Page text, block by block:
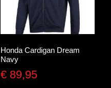
optie
kan
gekozen
worden
Honda Cardigan Dream
Navy
€89,95